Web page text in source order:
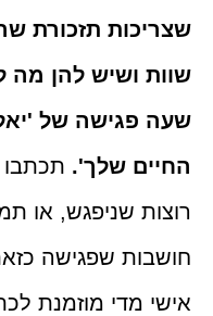
שצריכות תזכורת
שוות ושיש להן מה
שעה פגישה של
החיים שלך'. תכתבו
רוצות שניפגש, או
חושבות שפגישה
אישי מדי מוזמנת